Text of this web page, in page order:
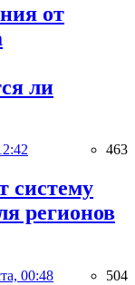
от
ли
463
систему
регионов
00:48 504